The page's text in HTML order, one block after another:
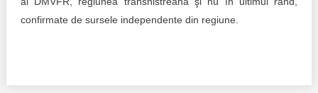
confirmate de sursele independente din regiune.